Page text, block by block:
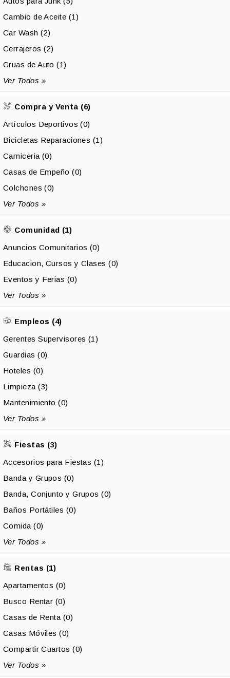
Cambio de Aceite (1)
Car Wash (2)
Cerrajeros (2)
Gruas de Auto (1)
Ver Todos »
Compra y Venta (6)
Artículos Deportivos (0)
Bicicletas Reparaciones (1)
Carniceria (0)
Casas de Empeño (0)
Colchones (0)
Ver Todos »
Comunidad (1)
Anuncios Comunitarios (0)
Educacion, Cursos y Clases (0)
Eventos y Ferias (0)
Ver Todos »
Empleos (4)
Gerentes Supervisores (1)
Guardias (0)
Hoteles (0)
Limpieza (3)
Mantenimiento (0)
Ver Todos »
Fiestas (3)
Accesorios para Fiestas (1)
Banda y Grupos (0)
Banda, Conjunto y Grupos (0)
Baños Portátiles (0)
Comida (0)
Ver Todos »
Rentas (1)
Apartamentos (0)
Busco Rentar (0)
Casas de Renta (0)
Casas Móviles (0)
Compartir Cuartos (0)
Ver Todos »